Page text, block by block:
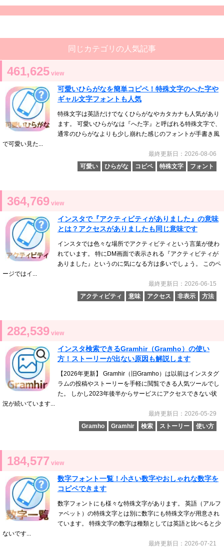
同じカテゴリの人気記事
461,625 view
可愛いひらがなを簡単コピペ！特殊文字のへた字や
ギャル文字フォントも人気
特殊文字は英語だけでなくひらがなやカタカナも人気があり
ます。 可愛いひらがなは『へた字』と呼ばれる特殊文字で、
通常のひらがなよりも少し崩れた感じのフォントが手書き風
で可愛い見た...
最終更新日：2026-08-06
可愛い
ひらがな コピペ 特殊文字 フォント
364,769 view
インスタで『アクティビティがありました』の意味
とは？アクセスがありましたも同じ意味です
インスタでは色々な場所でアクティビティという言葉が使わ
れています。 特にDM画面で表示される『アクティビティが
ありました』というのに気になる方は多いでしょう。 このペ
ージではイ...
最終更新日：2026-06-15
アクティビティ
意味 アクセス 非表示 方法
282,539 view
インスタ検索できるGramhir（Gramho）の使い
方！ストーリーが出ない原因も解説します
【2026年更新】 Gramhir（旧Gramho）は以前はインスタグ
ラムの投稿やストーリーを手軽に閲覧できる人気ツールでし
た。 しかし2023年後半からサービスにアクセスできない状
況が続いています...
最終更新日：2026-05-29
Gramho
Gramhir 検索 ストーリー 使い方
184,577 view
数字フォント一覧！小さい数字やおしゃれな数字を
コピペできます
数字フォントにも様々な特殊文字があります。 英語（アルフ
ァベット）の特殊文字とは別に数字にも特殊文字が用意され
ています。 特殊文字の数字は種類としては英語と比べると少
ないです...
最終更新日：2026-07-21